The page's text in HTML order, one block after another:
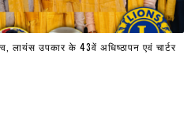
लायंस उपकार के 43वें अधिष्ठापन एवं चार्टर